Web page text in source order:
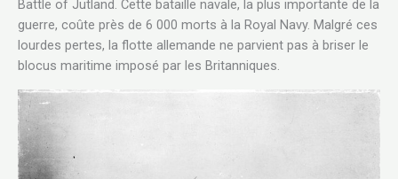
Battle of Jutland. Cette bataille navale, la plus importante de la
guerre, coûte près de 6 000 morts à la Royal Navy. Malgré ces
lourdes pertes, la flotte allemande ne parvient pas à briser le
blocus maritime imposé par les Britanniques.